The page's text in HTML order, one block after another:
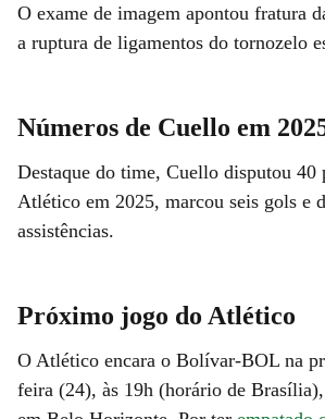
O exame de imagem apontou fratura
a ruptura de ligamentos do tornozelo
Números de Cuello em
Destaque do time, Cuello disputou 40
Atlético em 2025, marcou seis gols e
assistências.
Próximo jogo do Atlético
O Atlético encara o Bolívar-BOL na
feira (24), às 19h (horário de